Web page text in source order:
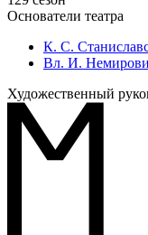
Основатели театра
К. С.
Вл. И.
Художественный